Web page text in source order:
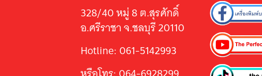
328/40 หมู่ 8 ต.สุรศักดิ์
อ.ศรีราชา จ.ชลบุรี 20110
Hotline: 061-5142993